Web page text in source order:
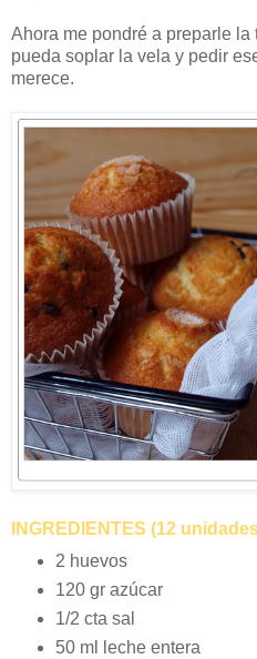
Ahora me pondré a preparle la
pueda soplar la vela y pedir
merece.
INGREDIENTES (12
2 huevos
120 gr azúcar
1/2 cta sal
50 ml leche entera